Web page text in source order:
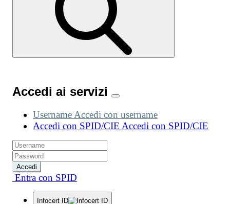
Accedi ai servizi
Username Accedi con username
Accedi con SPID/CIE Accedi con SPID/CIE
Accedi
Entra con SPID
Infocert ID